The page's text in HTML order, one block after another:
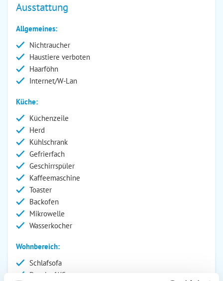
Ausstattung
Allgemeines:
Nichtraucher
Haustiere verboten
Haarföhn
Internet/W-Lan
Küche:
Küchenzeile
Herd
Kühlschrank
Gefrierfach
Geschirrspüler
Kaffeemaschine
Toaster
Backofen
Mikrowelle
Wasserkocher
Wohnbereich:
Schlafsofa
Dusche/WC